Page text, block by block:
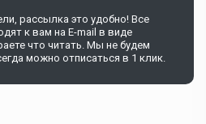
рассылка это удобно! Все
к вам на E-mail в виде
что читать. Мы не будем
можно отписаться в 1 клик.